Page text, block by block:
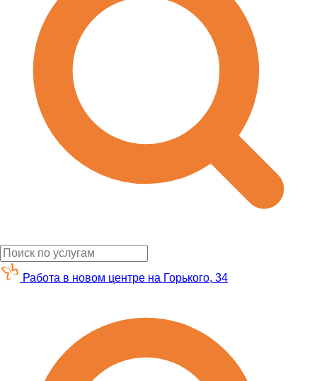
Работа в новом центре на Горького, 34